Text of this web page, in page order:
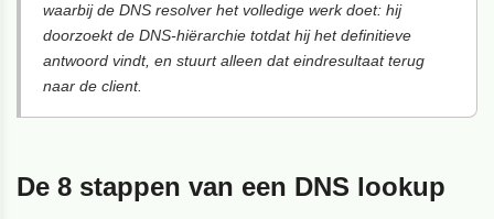
waarbij de DNS resolver het volledige werk doet: hij
doorzoekt de DNS-hiërarchie totdat hij het definitieve
antwoord vindt, en stuurt alleen dat eindresultaat terug
naar de client.
De 8 stappen van een DNS lookup